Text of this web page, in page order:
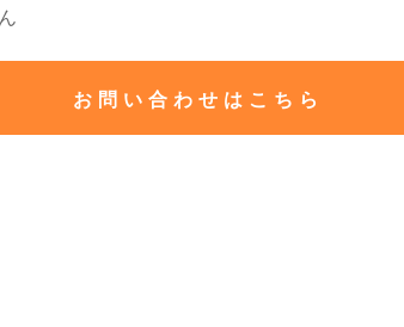
お問い合わせはこちら